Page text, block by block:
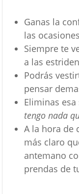
Ganas la
las
Siempre te
a las
Podrás
pensar
Eliminas
tengo nada
A la hora de
más claro
antemano
prendas de